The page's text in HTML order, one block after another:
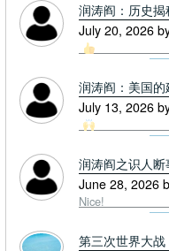
润涛阎：历史
July 20, 2026
润涛阎：美国
July 13, 2026
润涛阎之识人
June 28, 2026
Nice!
第三次世界大